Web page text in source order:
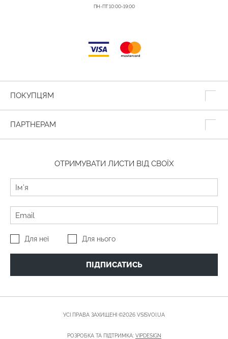
ПН-ПТ 10:00-19:00
ПОКУПЦЯМ
ПАРТНЕРАМ
ОТРИМУВАТИ ЛИСТИ ВІД СВОЇХ
Для неї Для нього
ПІДПИСАТИСЬ
УСІ ПРАВА ЗАХИЩЕНІ ©2026 VSISVOI.UA
РОЗРОБКА ТА ПІДТРИМКА: VIPDESIGN